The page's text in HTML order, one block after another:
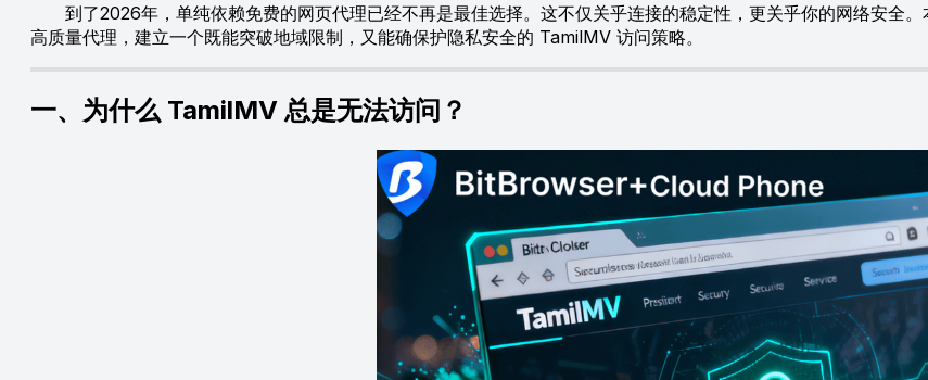
到了2026年，单纯依赖免费的网页代理已经不再是最佳选择。这不仅关乎连接的稳定性，更关乎你的网络安全。
高质量代理，建立一个既能突破地域限制，又能确保护隐私安全的 TamilMV 访问策略。
一、为什么 TamilMV 总是无法访问？